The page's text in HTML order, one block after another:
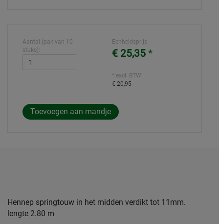
Aantal (pak van 10
stuks):
Eenheidsprijs
€ 25,35 *
* excl. BTW:
€ 20,95
Hennep springtouw in het midden verdikt tot 11mm.
lengte 2.80 m